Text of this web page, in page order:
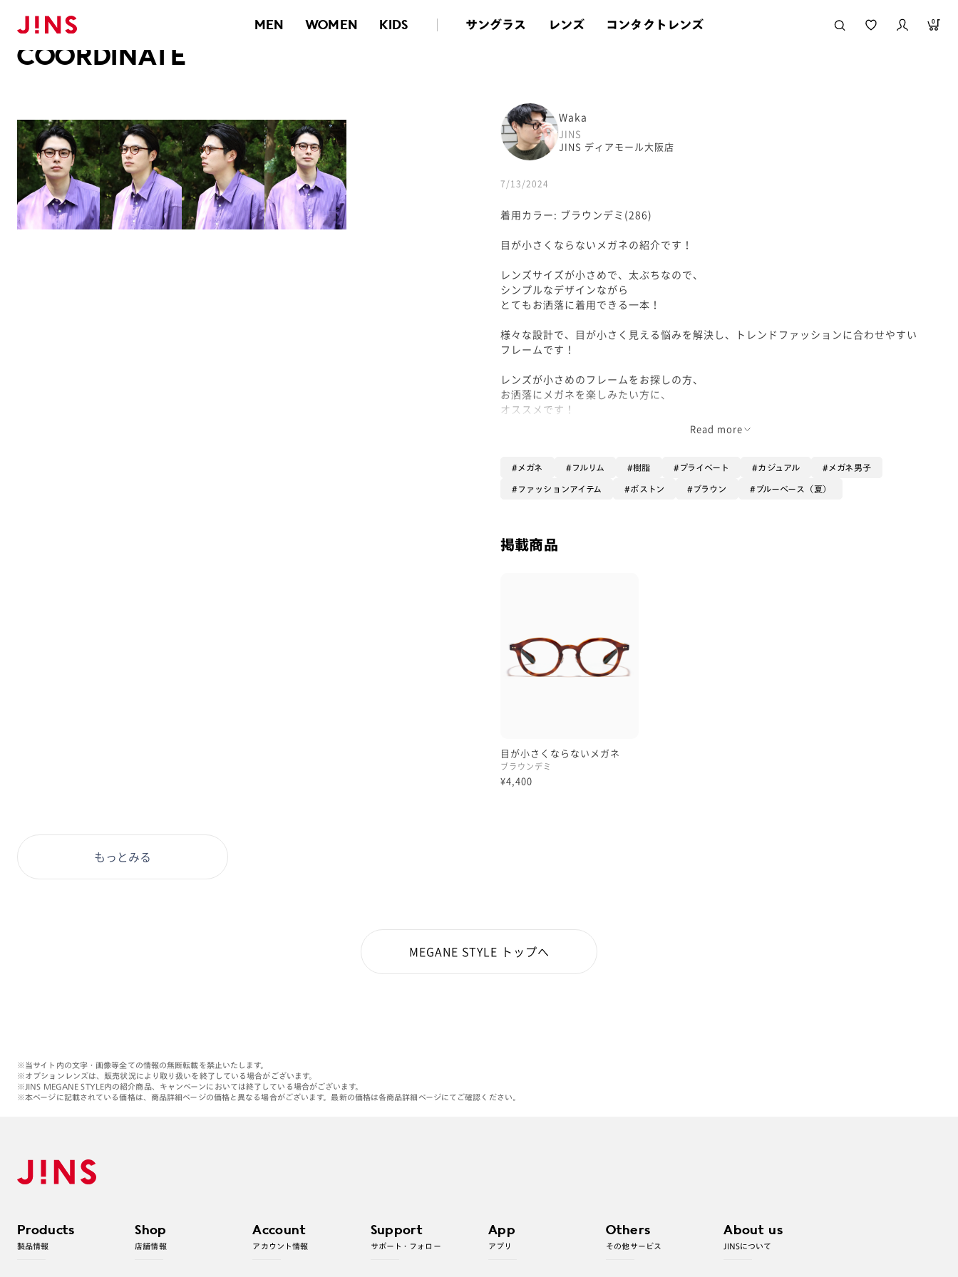
MEN WOMEN KIDS サングラス レンズ コンタクトレンズ 0
メガネのJINS TOP
COORDINATE
Waka
JINS
JINS ディアモール大阪店
7/13/2024
着用カラー: ブラウンデミ(286)
目が小さくならないメガネの紹介です！
レンズサイズが小さめで、太ぶちなので、
シンプルなデザインながら
とてもお洒落に着用できる一本！
様々な設計で、目が小さく見える悩みを解決し、トレンドファッションに合わせやすい
フレームです！
レンズが小さめのフレームをお探しの方、
お洒落にメガネを楽しみたい方に、
オススメです！
- Waka-
Read more
メガネ フルリム 樹脂 プライベート カジュアル メガネ男子
ファッションアイテム ボストン ブラウン ブルーベース（夏）
掲載商品
目が小さくならないメガネ
ブラウンデミ
¥4,400
もっとみる
MEGANE STYLE トップへ
※当サイト内の文字・画像等全ての情報の無断転載を禁止いたします。
※オプションレンズは、販売状況により取り扱いを終了している場合がございます。
※JINS MEGANE STYLE内の紹介商品、キャンペーンにおいては終了している場合がございます。
※本ページに記載されている価格は、商品詳細ページの価格と異なる場合がございます。最新の価格は各商品詳細ページにてご確認ください。
Products
製品情報
Shop
店舗情報
Account
アカウント情報
Support
サポート・フォロー
App
アプリ
Others
その他サービス
About us
JINSについて